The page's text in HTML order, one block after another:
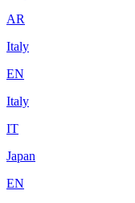
AR
Italy
EN
Italy
IT
Japan
EN